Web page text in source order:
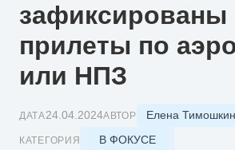
зафиксированы
прилеты по
или НПЗ
ДАТА24.04.2024АВТОР Елена
КАТЕГОРИЯ В ФОКУСЕ